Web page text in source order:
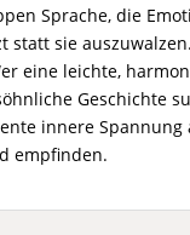
Sprache, die
statt sie
eine leichte,
Geschichte
innere Spannung
empfinden.